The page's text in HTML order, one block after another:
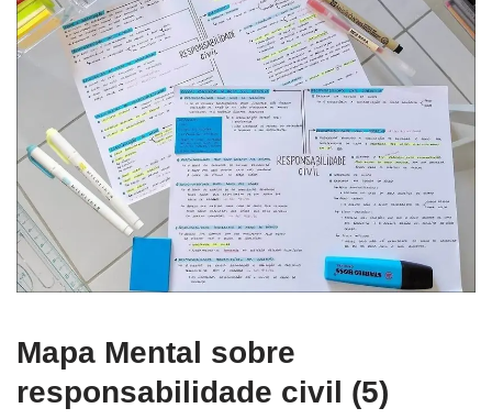
Mapa Mental sobre
responsabilidade civil (5)